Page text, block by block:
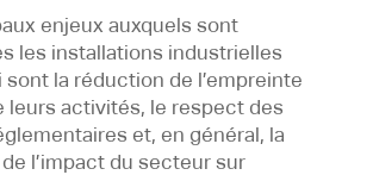
enjeux auxquels sont
les installations industrielles
sont la réduction de l’empreinte
leurs activités, le respect des
et, en général, la
l’impact du secteur sur